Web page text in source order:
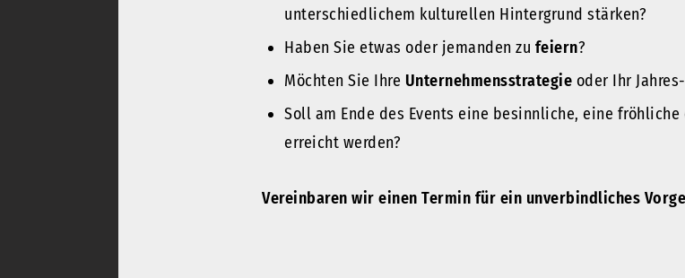
unterschiedlichem kulturellen Hintergrund stärken?
Haben Sie etwas oder jemanden zu feiern?
Möchten Sie Ihre Unternehmensstrategie oder Ihr
Soll am Ende des Events eine besinnliche, eine
erreicht werden?
Vereinbaren wir einen Termin für ein unverbindliches